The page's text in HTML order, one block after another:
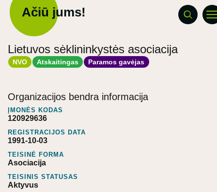
Ačiū jums!
Lietuvos sėklininkystės asociacija
NVO Atskaitingas Paramos gavėjas
Organizacijos bendra informacija
ĮMONĖS KODAS
120929636
REGISTRACIJOS DATA
1991-10-03
TEISINĖ FORMA
Asociacija
TEISINIS STATUSAS
Aktyvus